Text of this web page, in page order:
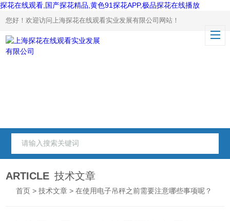
探花在线观看,国产探花精品,黄色91探花APP,极品探花在线播放
您好！欢迎访问上海探花在线观看实业发展有限公司网站！
ARTICLE 技术文章
首页 >技术文章 > 在使用电子吊秤之前需要注意哪些事项呢？